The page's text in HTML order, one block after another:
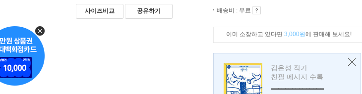
사이즈비교 공유하기 배송비 : 무료
이미 소장하고 있다면 3,000원에 판매해 보세요!
김은성 작가
친필 메시지 수록
---------------